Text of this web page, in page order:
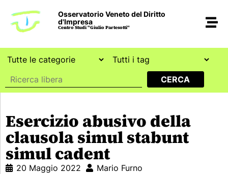
Osservatorio Veneto del Diritto
d'Impresa
Centro Studi "Giulio Partesotti"
Esercizio abusivo della
clausola simul stabunt
simul cadent
20 Maggio 2022 Mario Furno